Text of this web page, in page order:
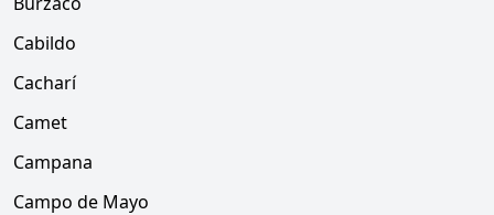
Cabildo
Cacharí
Camet
Campana
Campo de Mayo